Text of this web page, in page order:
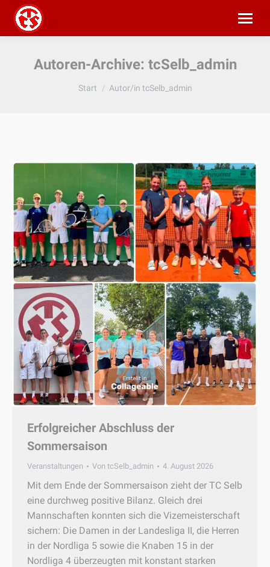
Autoren-Archive: tcSelb_admin
Sie befinden sich hier:
Start Autor/in tcSelb_admin
Erfolgreicher Abschluss der
Sommersaison
Veranstaltungen Von tcSelb_admin 4. August 2026
Mit dem Ende der Sommersaison zieht der TC Selb
eine durchweg positive Bilanz. Gleich drei
Mannschaften konnten sich die Vizemeisterschaft
sichern: Die Damen in der Landesliga II, die Herren
in der Nordliga 5 sowie die Knaben 15 in der
Nordliga 4 überzeugten mit konstant starken